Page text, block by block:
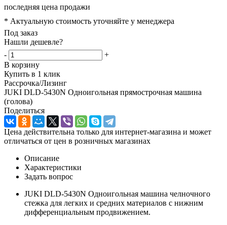
последняя цена продажи
* Актуальную стоимость уточняйте у менеджера
Под заказ
Нашли дешевле?
-
+
В корзину
Купить в 1 клик
Рассрочка/Лизинг
JUKI DLD-5430N Одноигольная прямострочная машина
(голова)
Поделиться
Цена действительна только для интернет-магазина и может
отличаться от цен в розничных магазинах
Описание
Характеристики
Задать вопрос
JUKI DLD-5430N Одноигольная машина челночного
стежка для легких и средних материалов с нижним
дифференциальным продвижением.